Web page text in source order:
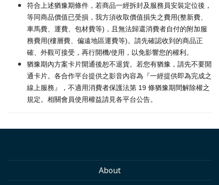
符合上述猶豫期條件，若商品一經拆封及服務員安裝定位後，
等同商品價值已受損，我方須收取價值損失之費用(整新費、
車馬費、運費、包材費等)，且無法歸還消費者自付的附加服
務費用(樓層費、偏遠地區運費等)。請先確認收到的商品正
確、外觀可接受，再行開機/使用，以免影響您的權利。
猶豫期內方案卡片開通後恕不退貨。若您有猶豫，請先不要開
通卡片。各合作平台提供之影音內容為『一經提供即為完成之
線上服務』，不適用消費者保護法第 19 條猶豫期間解除權之
規定。相關會員使用權益請見各平台公告。
About